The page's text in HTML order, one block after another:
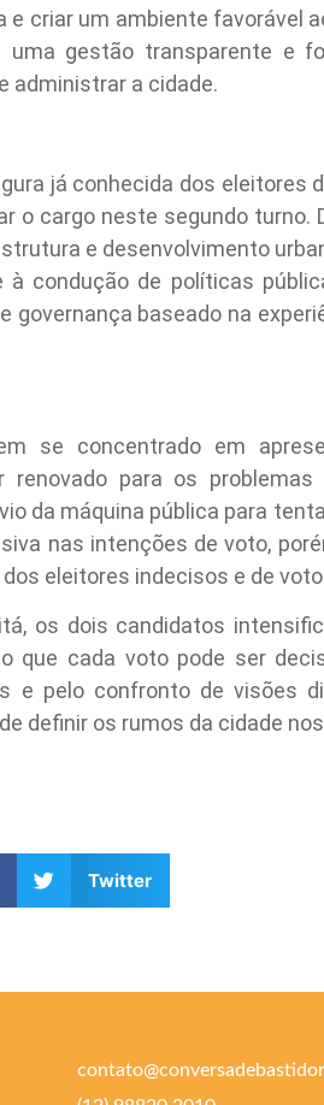
e criar um ambiente favorável
gestão transparente e
administrar a cidade.
já conhecida dos
o cargo neste segundo turno.
e desenvolvimento
à condução de políticas
governança baseado na
se concentrado em
renovado para os
da máquina pública para
nas intenções de voto,
eleitores indecisos e de
os dois candidatos
que cada voto pode ser
e pelo confronto de visões
definir os rumos da cidade
Twitter